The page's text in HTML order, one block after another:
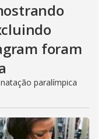
foram
paralímpica